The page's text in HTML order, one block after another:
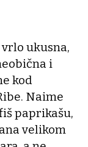
ukusna,
i
kod
Naime
paprikašu,
velikom